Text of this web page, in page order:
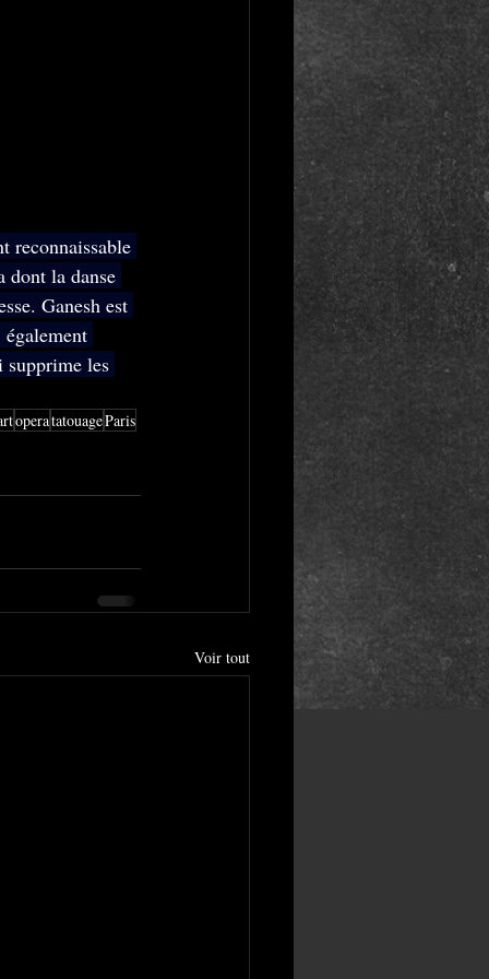
reconnaissable
dont la danse
Ganesh est
supprime les
operatatouageParis
Voir tout